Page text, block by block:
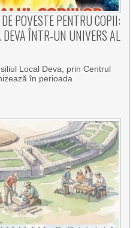
POVESTE PENTRU COPII:
ÎNTR-UN UNIVERS AL
Local Deva, prin Centrul
în perioada